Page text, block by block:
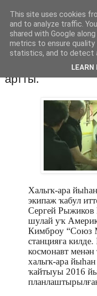
Хәбәрҙәр
суббота, 22 октября 2016 г.
Халыҡ-ара
артты.
Халыҡ-ара
экипаж ҡабул
Сергей Рыжиков
шулай уҡ
Кимброу “Союз
станцияға
космонавт менән
халыҡ-ара
ҡайтыуы 2016
This site uses cookies
and to analyze traffic.
shared with Google
metrics to ensure
statistics, and to detect
LEARN